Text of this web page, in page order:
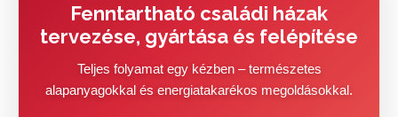
Fenntartható családi házak
tervezése, gyártása és felépítése
Teljes folyamat egy kézben – természetes
alapanyagokkal és energiatakarékos megoldásokkal.